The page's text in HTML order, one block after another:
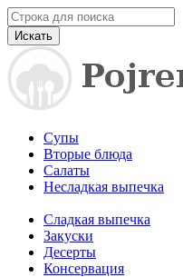
Искать
Супы
Вторые блюда
Салаты
Несладкая выпечка
Сладкая выпечка
Закуски
Десерты
Консервация